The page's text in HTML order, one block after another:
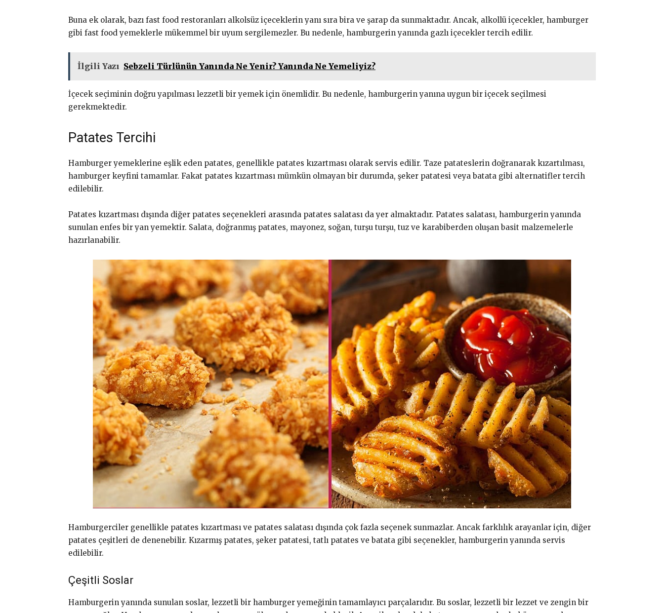
Buna ek olarak, bazı fast food restoranları alkolsüz içeceklerin yanı sıra bira ve şarap da sunmaktadır. Ancak, alkollü içecekler, hamburger
gibi fast food yemeklerle mükemmel bir uyum sergilemezler. Bu nedenle, hamburgerin yanında gazlı içecekler tercih edilir.
İlgili Yazı Sebzeli Türlünün Yanında Ne Yenir? Yanında Ne Yemeliyiz?
İçecek seçiminin doğru yapılması lezzetli bir yemek için önemlidir. Bu nedenle, hamburgerin yanına uygun bir içecek seçilmesi
gerekmektedir.
Patates Tercihi
Hamburger yemeklerine eşlik eden patates, genellikle patates kızartması olarak servis edilir. Taze patateslerin doğranarak kızartılması,
hamburger keyfini tamamlar. Fakat patates kızartması mümkün olmayan bir durumda, şeker patatesi veya batata gibi alternatifler tercih
edilebilir.
Patates kızartması dışında diğer patates seçenekleri arasında patates salatası da yer almaktadır. Patates salatası, hamburgerin yanında
sunulan enfes bir yan yemektir. Salata, doğranmış patates, mayonez, soğan, turşu turşu, tuz ve karabiberden oluşan basit malzemelerle
hazırlanabilir.
Hamburgerciler genellikle patates kızartması ve patates salatası dışında çok fazla seçenek sunmazlar. Ancak farklılık arayanlar için, diğer
patates çeşitleri de denenebilir. Kızarmış patates, şeker patatesi, tatlı patates ve batata gibi seçenekler, hamburgerin yanında servis
edilebilir.
Çeşitli Soslar
Hamburgerin yanında sunulan soslar, lezzetli bir hamburger yemeğinin tamamlayıcı parçalarıdır. Bu soslar, lezzetli bir lezzet ve zengin bir